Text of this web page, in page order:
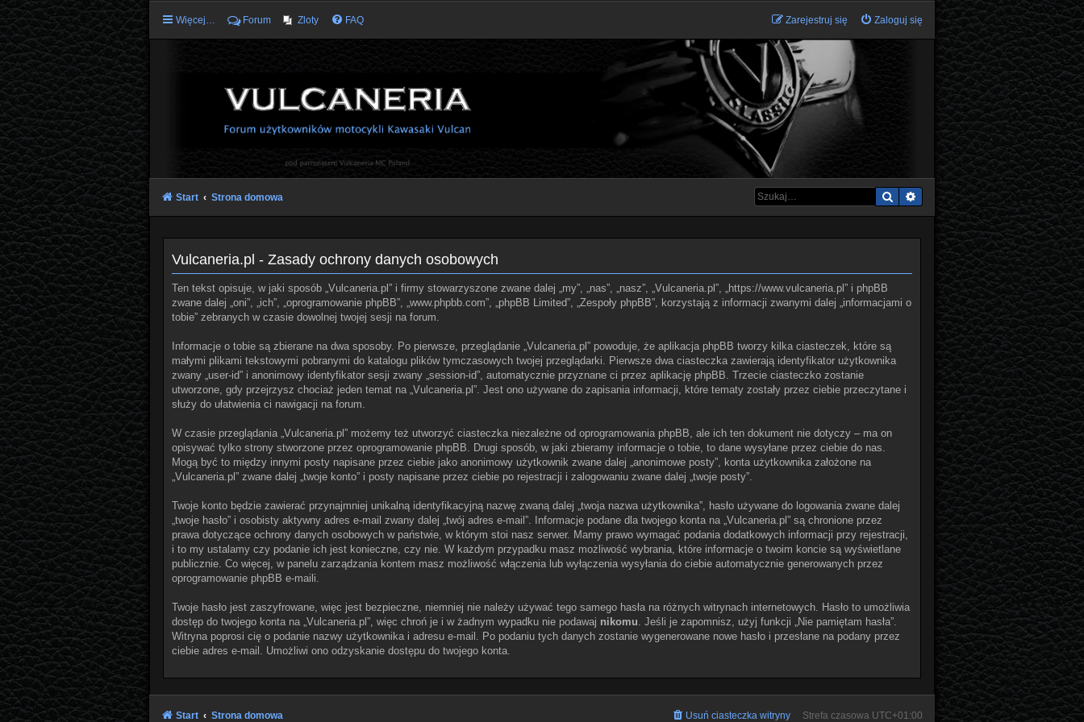
Więcej… Forum Zloty FAQ Zaloguj się
Zarejestruj się
Szukaj Wyszukiwanie zaawansowane
Start Strona domowa
Vulcaneria.pl - Zasady ochrony danych osobowych
Ten tekst opisuje, w jaki sposób „Vulcaneria.pl” i firmy stowarzyszone zwane dalej „my”, „nas”, „nasz”, „Vulcaneria.pl”, „https://www.vulcaneria.pl” i phpBB
zwane dalej „oni”, „ich”, „oprogramowanie phpBB”, „www.phpbb.com”, „phpBB Limited”, „Zespoły phpBB”, korzystają z informacji zwanymi dalej „informacjami o
tobie” zebranych w czasie dowolnej twojej sesji na forum.
Informacje o tobie są zbierane na dwa sposoby. Po pierwsze, przeglądanie „Vulcaneria.pl” powoduje, że aplikacja phpBB tworzy kilka ciasteczek, które są
małymi plikami tekstowymi pobranymi do katalogu plików tymczasowych twojej przeglądarki. Pierwsze dwa ciasteczka zawierają identyfikator użytkownika
zwany „user-id” i anonimowy identyfikator sesji zwany „session-id”, automatycznie przyznane ci przez aplikację phpBB. Trzecie ciasteczko zostanie
utworzone, gdy przejrzysz chociaż jeden temat na „Vulcaneria.pl”. Jest ono używane do zapisania informacji, które tematy zostały przez ciebie przeczytane i
służy do ułatwienia ci nawigacji na forum.
W czasie przeglądania „Vulcaneria.pl” możemy też utworzyć ciasteczka niezależne od oprogramowania phpBB, ale ich ten dokument nie dotyczy – ma on
opisywać tylko strony stworzone przez oprogramowanie phpBB. Drugi sposób, w jaki zbieramy informacje o tobie, to dane wysyłane przez ciebie do nas.
Mogą być to między innymi posty napisane przez ciebie jako anonimowy użytkownik zwane dalej „anonimowe posty”, konta użytkownika założone na
„Vulcaneria.pl” zwane dalej „twoje konto” i posty napisane przez ciebie po rejestracji i zalogowaniu zwane dalej „twoje posty”.
Twoje konto będzie zawierać przynajmniej unikalną identyfikacyjną nazwę zwaną dalej „twoja nazwa użytkownika”, hasło używane do logowania zwane dalej
„twoje hasło” i osobisty aktywny adres e-mail zwany dalej „twój adres e-mail”. Informacje podane dla twojego konta na „Vulcaneria.pl” są chronione przez
prawa dotyczące ochrony danych osobowych w państwie, w którym stoi nasz serwer. Mamy prawo wymagać podania dodatkowych informacji przy rejestracji,
i to my ustalamy czy podanie ich jest konieczne, czy nie. W każdym przypadku masz możliwość wybrania, które informacje o twoim koncie są wyświetlane
publicznie. Co więcej, w panelu zarządzania kontem masz możliwość włączenia lub wyłączenia wysyłania do ciebie automatycznie generowanych przez
oprogramowanie phpBB e-maili.
Twoje hasło jest zaszyfrowane, więc jest bezpieczne, niemniej nie należy używać tego samego hasła na różnych witrynach internetowych. Hasło to umożliwia
dostęp do twojego konta na „Vulcaneria.pl”, więc chroń je i w żadnym wypadku nie podawaj nikomu . Jeśli je zapomnisz, użyj funkcji „Nie pamiętam hasła”.
Witryna poprosi cię o podanie nazwy użytkownika i adresu e-mail. Po podaniu tych danych zostanie wygenerowane nowe hasło i przesłane na podany przez
ciebie adres e-mail. Umożliwi ono odzyskanie dostępu do twojego konta.
Start Strona domowa Strefa czasowa UTC+01:00
Usuń ciasteczka witryny